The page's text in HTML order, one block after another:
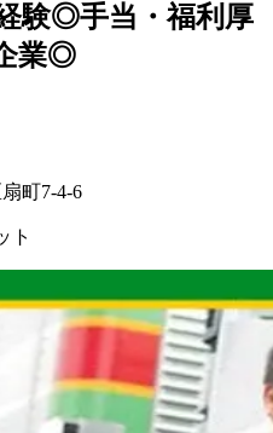
験◎手当・福利厚
業◎
町7-4-6
ト